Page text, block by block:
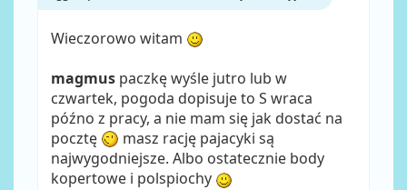
Wieczorowo witam
magmus paczkę wyśle jutro lub w
czwartek, pogoda dopisuje to S wraca
późno z pracy, a nie mam się jak dostać na
pocztę
masz rację pajacyki są
najwygodniejsze. Albo ostatecznie body
kopertowe i polspiochy